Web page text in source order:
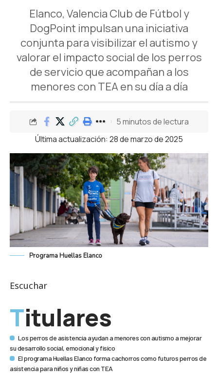
Elanco, Valencia Club de Fútbol y
DogPoint impulsan una iniciativa
conjunta para visibilizar el autismo y
valorar el impacto social de los perros
de servicio que acompañan a los
menores con TEA en su día a día
Última actualización: 28 de marzo de 2025
5 minutos de lectura
Programa Huellas Elanco
Escuchar
Titulares
Los perros de asistencia ayudan a menores con autismo a mejorar
su desarrollo social, emocional y físico
El programa Huellas Elanco forma cachorros como futuros perros de
asistencia para niños y niñas con TEA